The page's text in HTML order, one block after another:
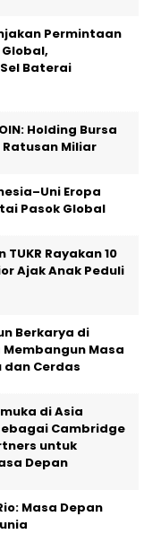
Permintaan
Baterai
Holding Bursa
Miliar
Eropa
Pasok Global
Rayakan 10
Ajak Anak Peduli
Berkarya di
Masa
dan Cerdas
di Asia
Cambridge
untuk
Depan
Masa Depan